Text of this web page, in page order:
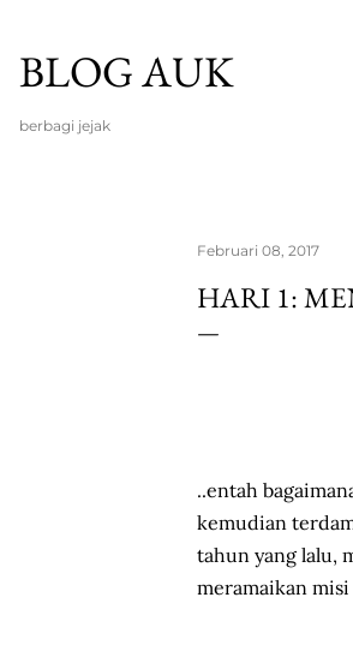
BLOG AUK
berbagi jejak
Februari 08, 2017
HARI 1:
..entah
kemudian
tahun yang lalu,
meramaikan